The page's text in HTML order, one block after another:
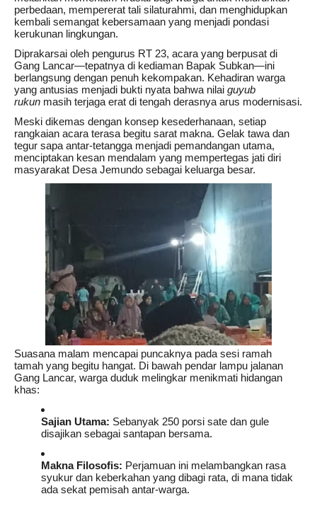
perbedaan, mempererat tali silaturahmi, dan menghidupkan
kembali semangat kebersamaan yang menjadi pondasi
kerukunan lingkungan.
Diprakarsai oleh pengurus RT 23, acara yang berpusat di
Gang Lancar—tepatnya di kediaman Bapak Subkan—ini
berlangsung dengan penuh kekompakan. Kehadiran warga
yang antusias menjadi bukti nyata bahwa nilai guyub
rukun masih terjaga erat di tengah derasnya arus modernisasi.
Meski dikemas dengan konsep kesederhanaan, setiap
rangkaian acara terasa begitu sarat makna. Gelak tawa dan
tegur sapa antar-tetangga menjadi pemandangan utama,
menciptakan kesan mendalam yang mempertegas jati diri
masyarakat Desa Jemundo sebagai keluarga besar.
Suasana malam mencapai puncaknya pada sesi ramah
tamah yang begitu hangat. Di bawah pendar lampu jalanan
Gang Lancar, warga duduk melingkar menikmati hidangan
khas:
Sajian Utama: Sebanyak 250 porsi sate dan gule
disajikan sebagai santapan bersama.
Makna Filosofis: Perjamuan ini melambangkan rasa
syukur dan keberkahan yang dibagi rata, di mana tidak
ada sekat pemisah antar-warga.